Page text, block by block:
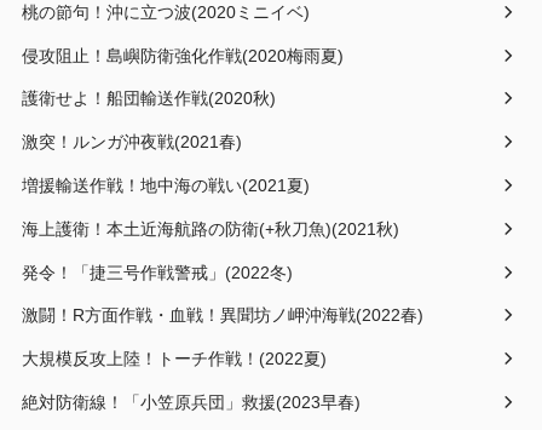
桃の節句！沖に立つ波(2020ミニイベ)
侵攻阻止！島嶼防衛強化作戦(2020梅雨夏)
護衛せよ！船団輸送作戦(2020秋)
激突！ルンガ沖夜戦(2021春)
増援輸送作戦！地中海の戦い(2021夏)
海上護衛！本土近海航路の防衛(+秋刀魚)(2021秋)
発令！「捷三号作戦警戒」(2022冬)
激闘！R方面作戦・血戦！異聞坊ノ岬沖海戦(2022春)
大規模反攻上陸！トーチ作戦！(2022夏)
絶対防衛線！「小笠原兵団」救援(2023早春)